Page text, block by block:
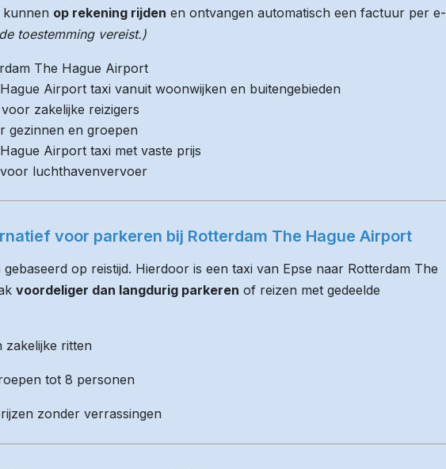
kunnen op rekening rijden en ontvangen automatisch een factuur per e-
toestemming vereist.)
The Hague Airport
Airport taxi vanuit woonwijken en buitengebieden
zakelijke reizigers
gezinnen en groepen
Airport taxi met vaste prijs
luchthavenvervoer
voor parkeren bij Rotterdam The Hague Airport
op reistijd. Hierdoor is een taxi van Epse naar Rotterdam The
voordeliger dan langdurig parkeren of reizen met gedeelde
zakelijke ritten
tot 8 personen
zonder verrassingen